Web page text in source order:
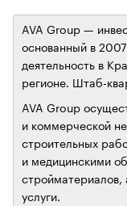
AVA Group —
основанный в
деятельность в
регионе. Штаб-
AVA Group
и коммерческой
строительных
и медицинскими
стройматериалов,
услуги.